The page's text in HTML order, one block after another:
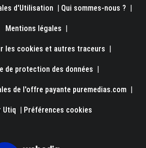
d'Utilisation | Qui sommes-nous ? |
Mentions légales |
les cookies et autres traceurs |
de protection des données |
de l'offre payante puremedias.com |
Utiq | Préférences cookies